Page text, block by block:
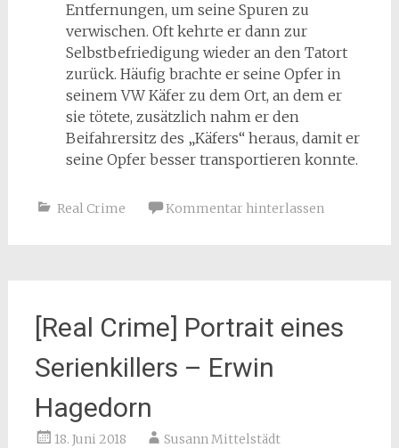
Entfernungen, um seine Spuren zu
verwischen. Oft kehrte er dann zur
Selbstbefriedigung wieder an den Tatort
zurück. Häufig brachte er seine Opfer in
seinem VW Käfer zu dem Ort, an dem er
sie tötete, zusätzlich nahm er den
Beifahrersitz des „Käfers“ heraus, damit er
seine Opfer besser transportieren konnte.
Real Crime Kommentar hinterlassen
[Real Crime] Portrait eines
Serienkillers – Erwin
Hagedorn
18. Juni 2018 Susann Mittelstädt